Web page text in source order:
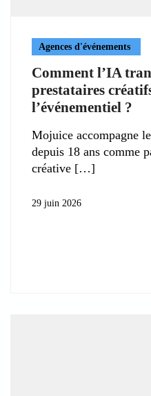
Agences d'événements
Comment l’IA
prestataires
l’événementiel ?
Mojuice accompagne
depuis 18 ans comme
créative
29 juin 2026